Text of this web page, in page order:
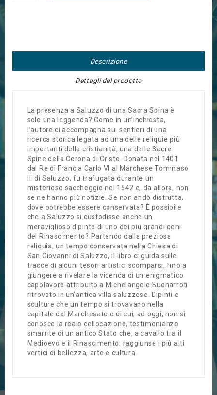
Descrizione
Dettagli del prodotto
La presenza a Saluzzo di una Sacra Spina è
solo una leggenda? Come in un’inchiesta,
l’autore ci accompagna sui sentieri di una
ricerca storica legata ad una delle reliquie più
importanti della cristianità, una delle Sacre
Spine della Corona di Cristo. Donata nel 1401
dal Re di Francia Carlo VI al Marchese Tommaso
III di Saluzzo, fu trafugata durante un
misterioso saccheggio nel 1542 e, da allora, non
se ne hanno più notizie. Se non andò distrutta,
dove potrebbe essere conservata? È possibile
che a Saluzzo si custodisse anche un
meraviglioso dipinto di uno dei più grandi geni
del Rinascimento? Partendo dalla preziosa
reliquia, un tempo conservata nella Chiesa di
San Giovanni di Saluzzo, il libro ci guida sulle
tracce di alcuni tesori artistici scomparsi, fino a
giungere a rivelare la vicenda di un enigmatico
capolavoro attribuito a Michelangelo Buonarroti
ritrovato in un’antica villa saluzzese. Dipinti e
sculture che un tempo si trovavano nella
capitale del Marchesato e di cui, ad oggi, non si
conosce la reale collocazione, testimonianze
smarrite di un antico Stato che, a cavallo tra il
Medioevo e il Rinascimento, raggiunse i più alti
vertici di bellezza, arte e cultura.